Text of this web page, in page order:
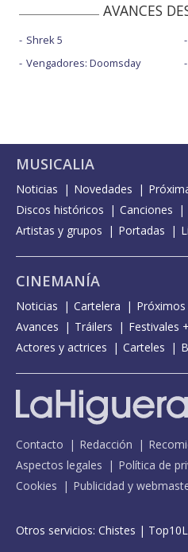
AVANCES
Shrek 5
Vengadores: Doomsday
MUSICALIA
Noticias Novedades
Discos históricos
Canciones
Artistas y grupos
Portadas
CINEMANÍA
Noticias Cartelera
Avances
Tráilers
Festivales
Actores y actrices
Carteles
Contacto Redacción
Aspectos legales
Política de
Cookies
Publicidad y
Otros servicios: Chistes |